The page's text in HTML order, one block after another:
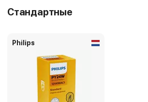
Стандартные
Philips